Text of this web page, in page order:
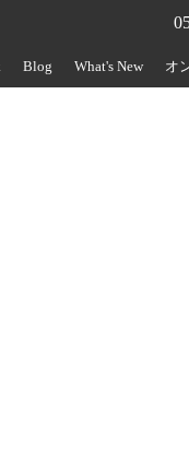
Blog What's New オ